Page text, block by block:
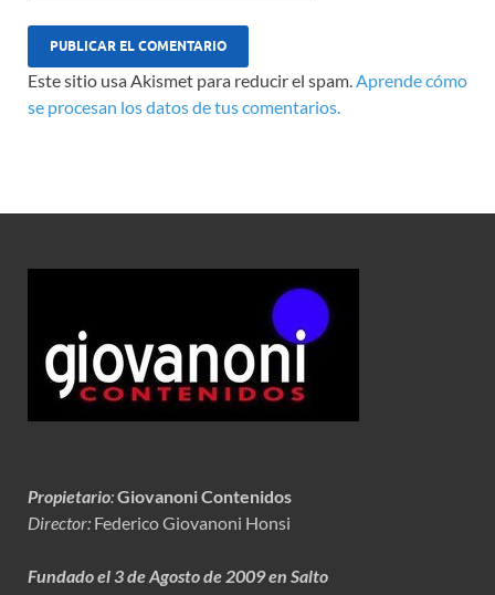
Este sitio usa Akismet para reducir el spam.Aprende cómo
se procesan los datos de tus comentarios.
Propietario:Giovanoni Contenidos
Director: Federico Giovanoni Honsi
Fundado el 3 de Agosto de 2009 en Salto